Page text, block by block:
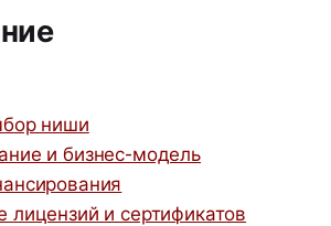
ниши
и бизнес-модель
лицензий и сертификатов